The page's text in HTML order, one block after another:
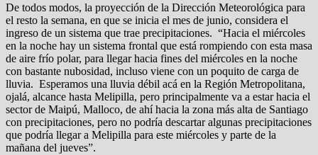
De todos modos, la proyección de la Dirección Meteorológica para
el resto la semana, en que se inicia el mes de junio, considera el
ingreso de un sistema que trae precipitaciones. “Hacia el miércoles
en la noche hay un sistema frontal que está rompiendo con esta masa
de aire frío polar, para llegar hacia fines del miércoles en la noche
con bastante nubosidad, incluso viene con un poquito de carga de
lluvia. Esperamos una lluvia débil acá en la Región Metropolitana,
ojalá, alcance hasta Melipilla, pero principalmente va a estar hacia el
sector de Maipú, Malloco, de ahí hacia la zona más alta de Santiago
con precipitaciones, pero no podría descartar algunas precipitaciones
que podría llegar a Melipilla para este miércoles y parte de la
mañana del jueves”.